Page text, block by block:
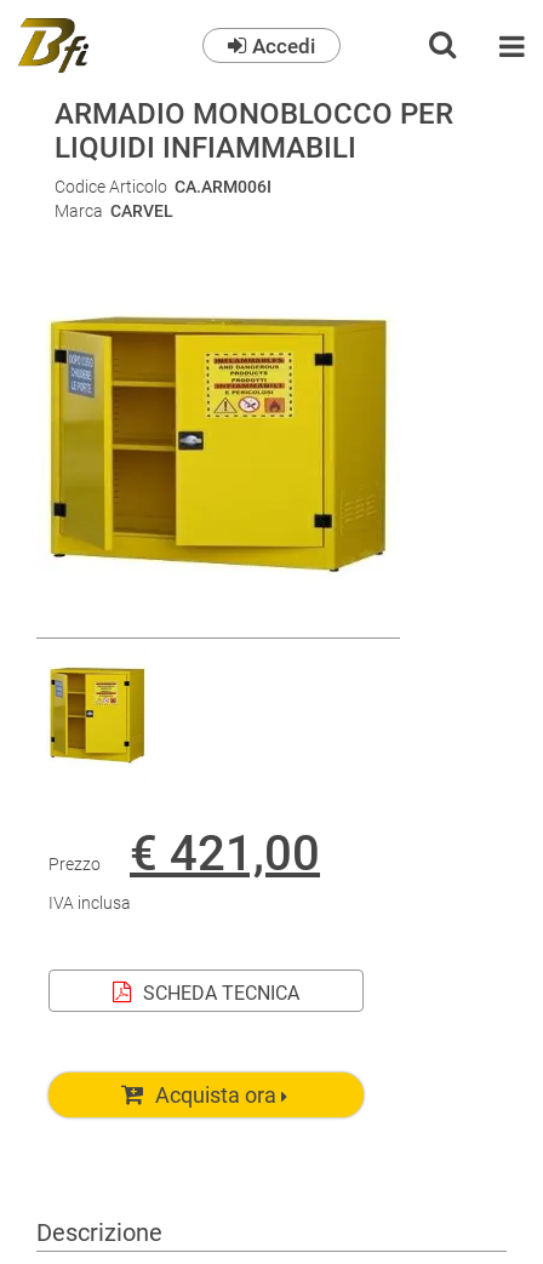
Accedi
ARMADIO MONOBLOCCO PER
LIQUIDI INFIAMMABILI
Codice Articolo CA.ARM006I
Marca CARVEL
Prezzo € 421,00
IVA inclusa
SCHEDA TECNICA
Acquista ora
Descrizione